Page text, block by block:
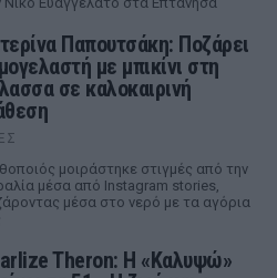
Παπουτσάκη: Ποζάρει
με μπικίνι στη
σε καλοκαιρινή
μοιράστηκε στιγμές από την
μέσα από Instagram stories,
μέσα στο νερό με τα αγόρια
Theron: Η «Καλυψώ»